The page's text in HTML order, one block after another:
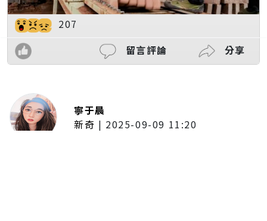
207
留言評論
分享
寧于晨
新奇 | 2025-09-09 11:20